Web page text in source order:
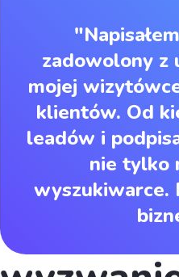
zadowolony z
mojej
klientów. Od
leadów i
nie tylko
wyszukiwarce.